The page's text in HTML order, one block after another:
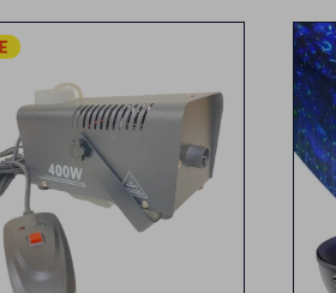
Maquina de humo 220v
NO INCLUYE LIQUIDO